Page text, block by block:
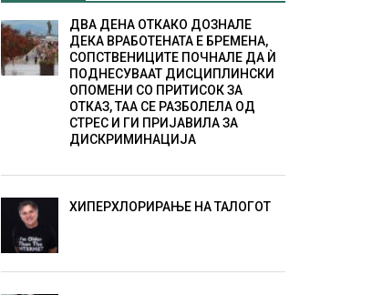
ДВА ДЕНА ОТКАКО ДОЗНАЛЕ
ДЕКА ВРАБОТЕНАТА Е БРЕМЕНА,
СОПСТВЕНИЦИТЕ ПОЧНАЛЕ ДА Ѝ
ПОДНЕСУВААТ ДИСЦИПЛИНСКИ
ОПОМЕНИ СО ПРИТИСОК ЗА
ОТКАЗ, ТАА СЕ РАЗБОЛЕЛА ОД
СТРЕС И ГИ ПРИЈАВИЛА ЗА
ДИСКРИМИНАЦИЈА
ХИПЕРХЛОРИРАЊЕ НА ТАЛОГОТ